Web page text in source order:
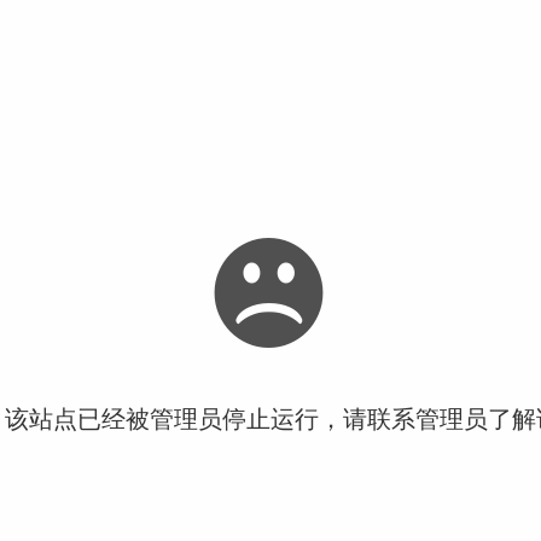
站点已经被管理员停止运行，请联系管理员了